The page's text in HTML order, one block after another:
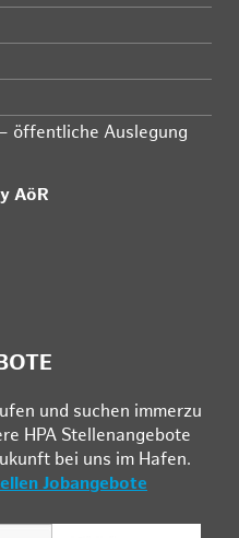
öffentliche Auslegung
AöR
und su­chen im­mer­zu
HPA Stel­len­an­ge­bo­te
bei uns im Ha­fen.
Jobangebote